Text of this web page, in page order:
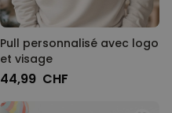
Pull personnalisé avec logo
et visage
44,99 CHF